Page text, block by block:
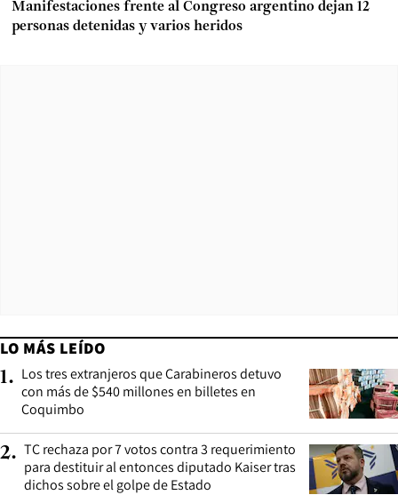
Manifestaciones frente al Congreso argentino dejan 12
personas detenidas y varios heridos
LO MÁS LEÍDO
1. Los tres extranjeros que Carabineros detuvo
con más de $540 millones en billetes en
Coquimbo
2. TC rechaza por 7 votos contra 3 requerimiento
para destituir al entonces diputado Kaiser tras
dichos sobre el golpe de Estado